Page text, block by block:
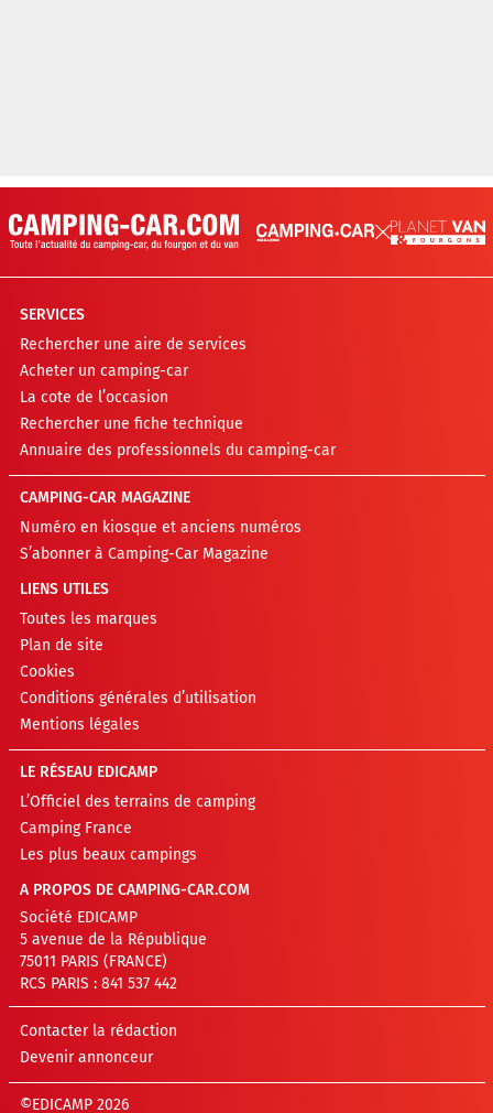
SERVICES
Rechercher une aire de services
Acheter un camping-car
La cote de l’occasion
Rechercher une fiche technique
Annuaire des professionnels du camping-car
CAMPING-CAR MAGAZINE
Numéro en kiosque et anciens numéros
S’abonner à Camping-Car Magazine
LIENS UTILES
Toutes les marques
Plan de site
Cookies
Conditions générales d’utilisation
Mentions légales
LE RÉSEAU EDICAMP
L’Officiel des terrains de camping
Camping France
Les plus beaux campings
A PROPOS DE CAMPING-CAR.COM
Société EDICAMP
5 avenue de la République
75011 PARIS (FRANCE)
RCS PARIS : 841 537 442
Contacter la rédaction
Devenir annonceur
©EDICAMP 2026